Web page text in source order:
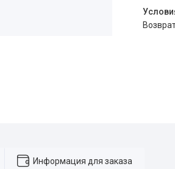
Информация для заказа